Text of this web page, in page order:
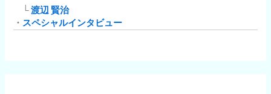
└渡辺 賢治
・ スペシャルインタビュー